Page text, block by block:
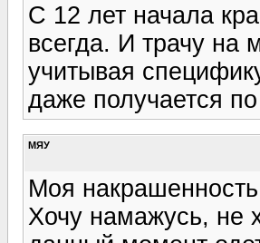
С 12 лет начала
всегда. И трачу на
учитывая
даже получается
МЯУ
Моя
Хочу намажусь, не